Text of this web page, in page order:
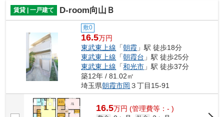
賃貸 | 一戸建て D-room向山Ｂ
敷0
16.5万円
東武東上線 「朝霞 」駅 徒歩18分
東武東上線 「朝霞台 」駅 徒歩25分
東武東上線 「和光市 」駅 徒歩37分
築12年 / 81.02㎡
埼玉県朝霞市岡 ３丁目15-91
16.5万円 (管理費等：- )